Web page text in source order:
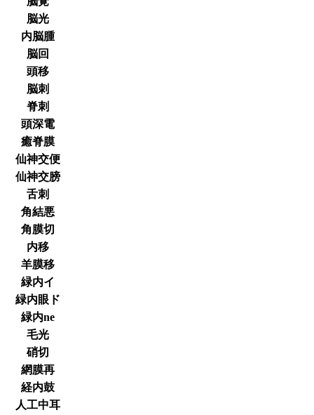
脳光
内脳腫
脳回
頭移
脳刺
脊刺
頭深電
癒脊膜
仙神交便
仙神交膀
舌刺
角結悪
角膜切
内移
羊膜移
緑内イ
緑内眼ド
緑内ne
毛光
硝切
網膜再
経内鼓
人工中耳